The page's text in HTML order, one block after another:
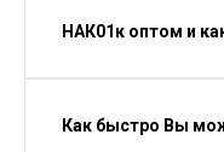
НАК01к оптом и
Как быстро Вы